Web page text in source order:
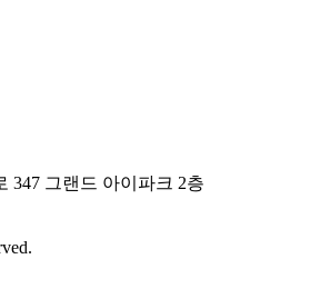
347 그랜드 아이파크 2층